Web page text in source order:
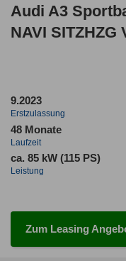
Audi A3
NAVI SITZHZG
9.2023
Erstzulassung
48 Monate
Laufzeit
ca. 85 kW (115 PS)
Leistung
Zum Leasing